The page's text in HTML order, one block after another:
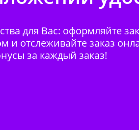
для Вас: оформляйте
и отслеживайте заказ
за каждый заказ!